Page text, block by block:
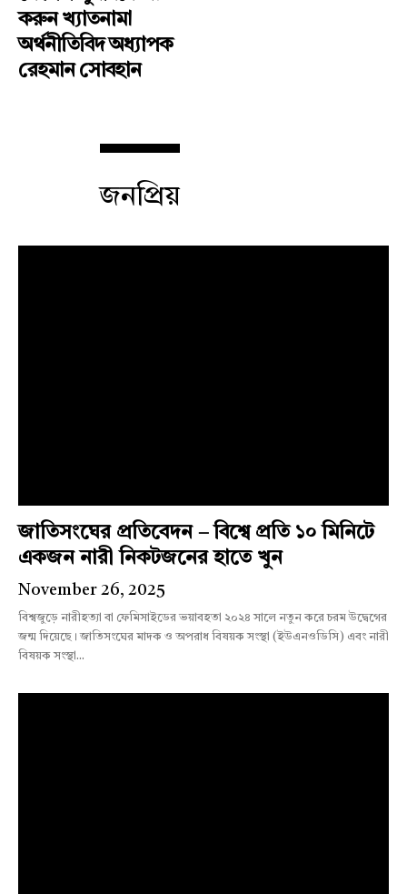
করুন খ্যাতনামা
অর্থনীতিবিদ অধ্যাপক
রেহমান সোবহান
জনপ্রিয়
জাতিসংঘের প্রতিবেদন – বিশ্বে প্রতি ১০ মিনিটে
একজন নারী নিকটজনের হাতে খুন
November 26, 2025
বিশ্বজুড়ে নারীহত্যা বা ফেমিসাইডের ভয়াবহতা ২০২৪ সালে নতুন করে চরম উদ্বেগের
জন্ম দিয়েছে। জাতিসংঘের মাদক ও অপরাধ বিষয়ক সংস্থা (ইউএনওডিসি) এবং নারী
বিষয়ক সংস্থা...